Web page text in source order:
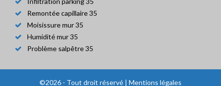
Remontée capillaire 35
Moisissure mur 35
Humidité mur 35
Problème salpêtre 35
©2026 - Tout droit réservé | Mentions légales